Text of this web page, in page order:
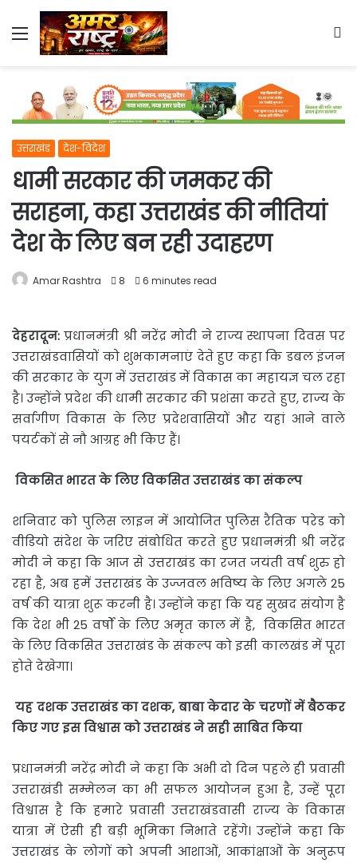
Menu
उत्तराखंड देश-विदेश
धामी सरकार की जमकर की
सराहना, कहा उत्तराखंड की नीतियां
देश के लिए बन रही उदाहरण
Amar Rashtra 8 6 minutes read
देहरादून:प्रधानमंत्री श्री नरेंद्र मोदी ने राज्य स्थापना दिवस पर
उत्तराखंडवासियों को शुभकामनाएं देतेहुए कहा कि डबल इंजन
की सरकार के युग में उत्तराखंड में विकास का महायज्ञ चल रहा
है। उन्होंने प्रदेश की धामी सरकार की प्रशंसा करते हुए, राज्य के
सर्वागीण विकास के लिए प्रदेशवासियों और यहां आने वाले
पयर्टकों से नौ आग्रह भी किए हैं।
विकसितभारतकेलिएविकसितउत्तराखंडकासंकल्प
शनिवार को पुलिस लाइन में आयोजित पुलिस रैतिक परेड को
वीडियो संदेश के जरिए संबोधित करते हुए प्रधानमंत्री श्री नरेंद्र
मोदी ने कहा कि आज से उत्तराखंड का रजत जयंती वर्ष शुरु हो
रहा है, अब हमें उत्तराखंड के उज्जवल भविष्य के लिए अगले 25
वर्ष की यात्रा शुरू करनी है। उन्होंने कहा कि यह सुखद संयोग है
कि देश भी 25 वर्षों के लिए अमृत काल में है, विकसित भारत
के लिए विकसित उत्तराखंड के संकल्प को इसी कालखंड में पूरा
होते देखेगा।
यह दशक उत्तराखंड का दशक,बाबा केदार के चरणों में बैठकर
किएगएइसविश्वासकोउत्तराखंडनेसहीसाबितकिया
प्रधानमंत्री नरेंद्र मोदी ने कहा कि अभी दो दिन पहले ही प्रवासी
उत्तराखंडी सम्मेलन का भी सफल आयोजन हुआ है, उन्हें पूरा
विश्वास है कि हमारे प्रवासी उत्तराखंडवासी राज्य के विकास
यात्रा में ऐसी ही बड़ी भूमिका निभाते रहेंगे। उन्होंने कहा कि
उत्तराखंड के लोगों को अपनी आशाओं, आकांक्षाओं के अनुरूप